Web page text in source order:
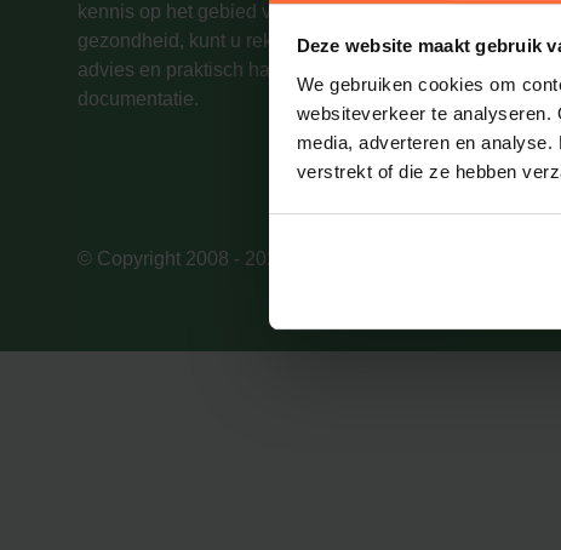
Deze website maakt gebruik
We gebruiken cookies om
websiteverkeer te analyseren.
media, adverteren en
verstrekt of die ze hebben
kennis op het gebied van veiligheid en
gezondheid, kunt u rekenen op professioneel
advies en praktisch haalbare aanbevelingen en
documentatie.
© Copyright 2008 - 2026 efas